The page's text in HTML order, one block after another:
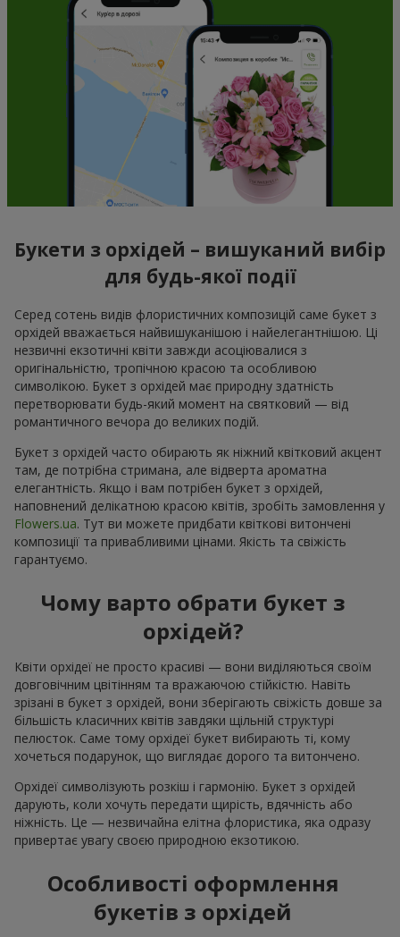
Букети з орхідей – вишуканий вибір
для будь-якої події
Серед сотень видів флористичних композицій саме букет з
орхідей вважається найвишуканішою і найелегантнішою. Ці
незвичні екзотичні квіти завжди асоціювалися з
оригінальністю, тропічною красою та особливою
символікою. Букет з орхідей має природну здатність
перетворювати будь-який момент на святковий — від
романтичного вечора до великих подій.
Букет з орхідей часто обирають як ніжний квітковий акцент
там, де потрібна стримана, але відверта ароматна
елегантність. Якщо і вам потрібен букет з орхідей,
наповнений делікатною красою квітів, зробіть замовлення у
Flowers.ua. Тут ви можете придбати квіткові витончені
композиції та привабливими цінами. Якість та свіжість
гарантуємо.
Чому варто обрати букет з
орхідей?
Квіти орхідеї не просто красиві — вони виділяються своїм
довговічним цвітінням та вражаючою стійкістю. Навіть
зрізані в букет з орхідей, вони зберігають свіжість довше за
більшість класичних квітів завдяки щільній структурі
пелюсток. Саме тому орхідеї букет вибирають ті, кому
хочеться подарунок, що виглядає дорого та витончено.
Орхідеї символізують розкіш і гармонію. Букет з орхідей
дарують, коли хочуть передати щирість, вдячність або
ніжність. Це — незвичайна елітна флористика, яка одразу
привертає увагу своєю природною екзотикою.
Особливості оформлення
букетів з орхідей